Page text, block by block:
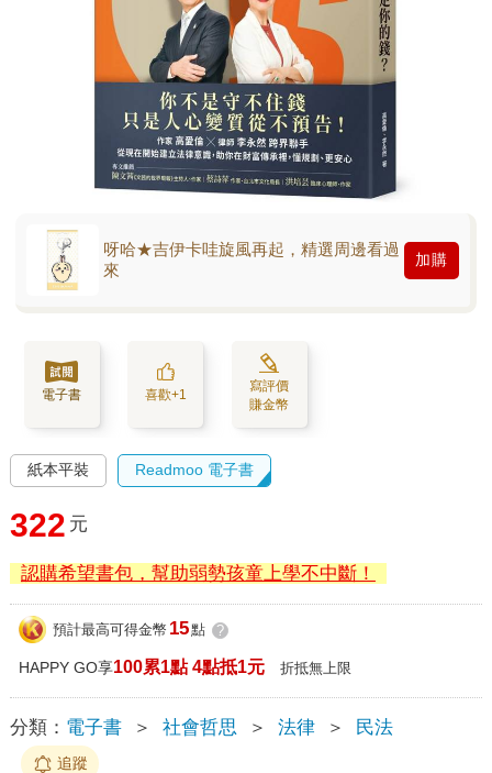
呀哈★吉伊卡哇旋風再起，精選周邊看過
來
加購
電子書 喜歡+1
寫評價
賺金幣
紙本平裝 Readmoo 電子書
322 元
認購希望書包，幫助弱勢孩童上學不中斷！
預計最高可得金幣 15點 ?
HAPPY GO享100累1點 4點抵1元 折抵無上限
分類： 電子書 ＞ 社會哲思 ＞ 法律 ＞ 民法
追蹤